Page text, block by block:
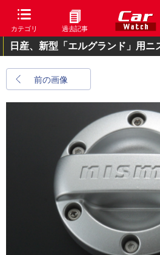
カテゴリ 過去記事
日産、新型「エルグランド」用ニ
前の画像